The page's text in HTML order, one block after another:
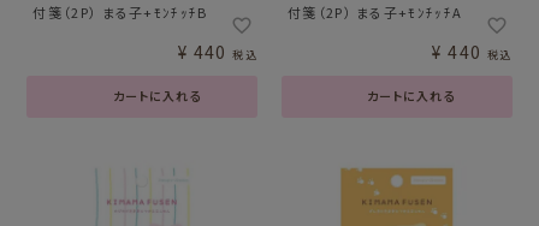
付箋（2P） まる子+ﾓﾝﾁｯﾁB
カートに入れる
¥ 440 税込
付箋（2P） まる子+ﾓﾝﾁｯﾁA
カートに入れる
¥ 440 税込